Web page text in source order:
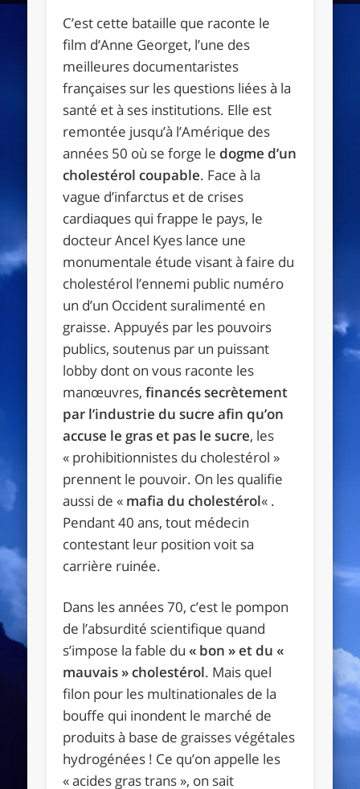
C’est cette bataille que raconte le
film d’Anne Georget, l’une des
meilleures documentaristes
françaises sur les questions liées à la
santé et à ses institutions. Elle est
remontée jusqu’à l’Amérique des
années 50 où se forge ledogme d’un
cholestérol coupable. Face à la
vague d’infarctus et de crises
cardiaques qui frappe le pays, le
docteur Ancel Kyes lance une
monumentale étude visant à faire du
cholestérol l’ennemi public numéro
un d’un Occident suralimenté en
graisse. Appuyés par les pouvoirs
publics, soutenus par un puissant
lobby dont on vous raconte les
manœuvres,financés secrètement
par l’industrie du sucre afin qu’on
accuse le gras et pas le sucre, les
« prohibitionnistes du cholestérol »
prennent le pouvoir. On les qualifie
aussi de « mafia du cholestérol« .
Pendant 40 ans, tout médecin
contestant leur position voit sa
carrière ruinée.
Dans les années 70, c’est le pompon
de l’absurdité scientifique quand
s’impose la fable du« bon » et du «
mauvais » cholestérol. Mais quel
filon pour les multinationales de la
bouffe qui inondent le marché de
produits à base de graisses végétales
hydrogénées ! Ce qu’on appelle les
« acides gras trans », on sait